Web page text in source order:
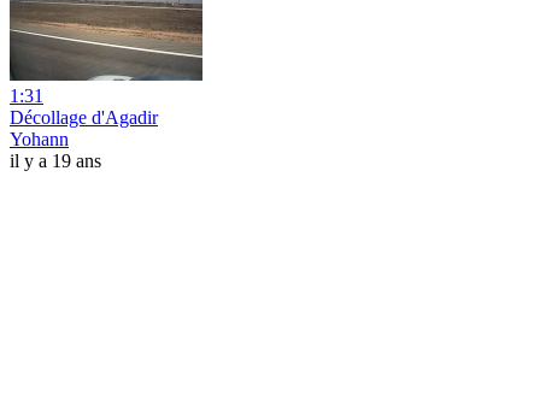
1:31
Décollage d'Agadir
Yohann
il y a 19 ans